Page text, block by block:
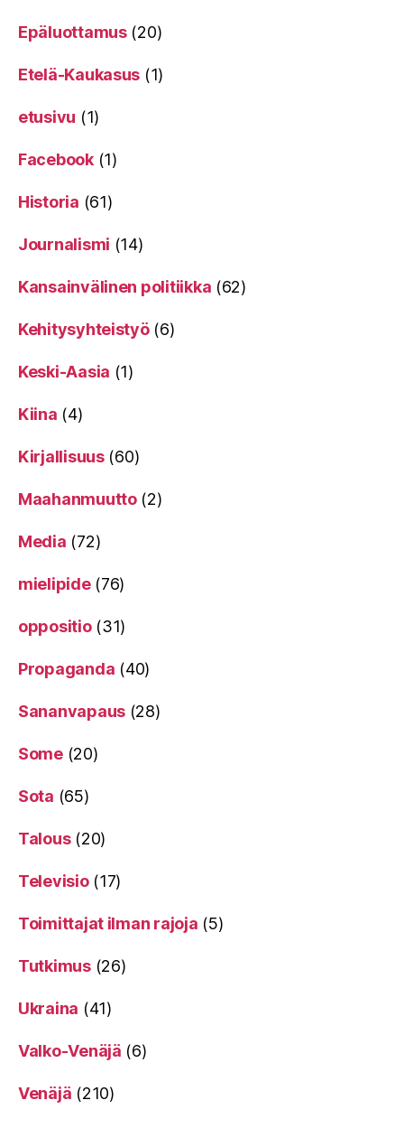
Epäluottamus(20)
Etelä-Kaukasus (1)
etusivu (1)
Facebook(1)
Historia (61)
Journalismi (14)
Kansainvälinen politiikka (62)
Kehitysyhteistyö(6)
Keski-Aasia (1)
Kiina (4)
Kirjallisuus(60)
Maahanmuutto(2)
Media (72)
mielipide(76)
oppositio(31)
Propaganda (40)
Sananvapaus (28)
Some(20)
Sota (65)
Talous(20)
Televisio(17)
Toimittajat ilman rajoja (5)
Tutkimus(26)
Ukraina (41)
Valko-Venäjä (6)
Venäjä (210)